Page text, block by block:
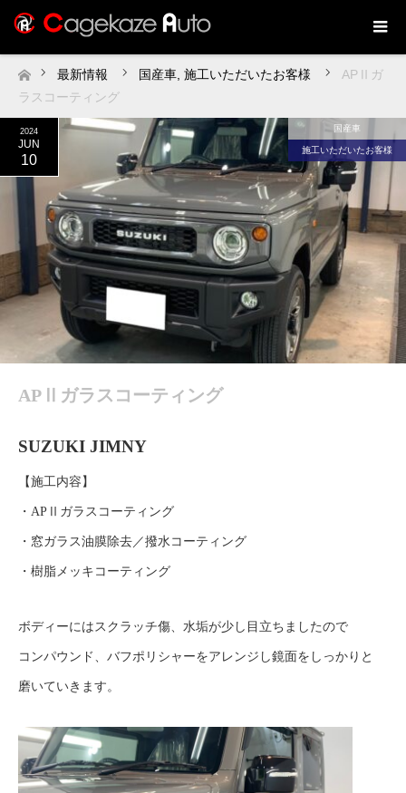
ホーム
最新情報 国産車 施工いただいたお客様
APⅡガ
ラスコーティング
2024
JUN
10
国産車
施工いただいたお客様
APⅡガラスコーティング
SUZUKI JIMNY
【施工内容】
・APⅡガラスコーティング
・窓ガラス油膜除去／撥水コーティング
・樹脂メッキコーティング
ボディーにはスクラッチ傷、水垢が少し目立ちましたので
コンパウンド、バフポリシャーをアレンジし鏡面をしっかりと
磨いていきます。